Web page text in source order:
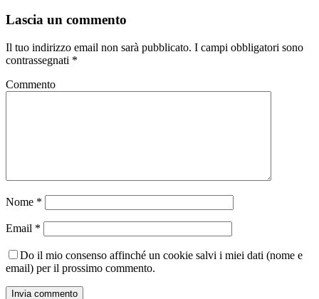
Lascia un commento
Il tuo indirizzo email non sarà pubblicato. I campi obbligatori sono
contrassegnati *
Commento
Nome *
Email *
Do il mio consenso affinché un cookie salvi i miei dati (nome e
email) per il prossimo commento.